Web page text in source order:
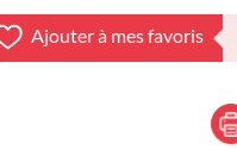
Ajouter à mes favoris